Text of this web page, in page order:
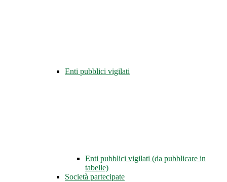
Enti pubblici vigilati
Enti pubblici vigilati (da pubblicare in
tabelle)
Società partecipate